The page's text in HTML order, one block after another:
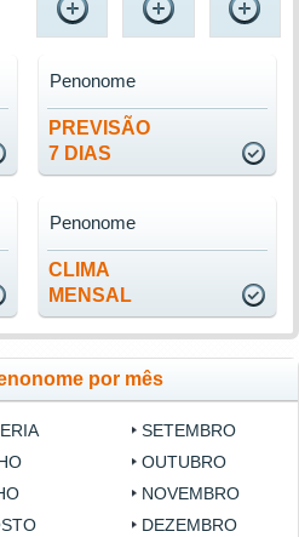
PREVISÃO
7 DIAS
Penonome
CLIMA
MENSAL
Penonome
por mês
SETEMBRO
OUTUBRO
NOVEMBRO
DEZEMBRO